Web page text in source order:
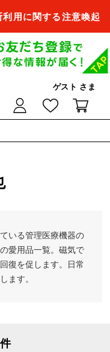
用に関する注意喚起
ゲスト さま
、
、
うになります。
ン
いる管理医療機器の
愛用品一覧。磁気で
復を促します。日常
ます。